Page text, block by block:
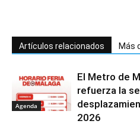
Artículos relacionados Más
Agenda
El Metro de
refuerza la
2026